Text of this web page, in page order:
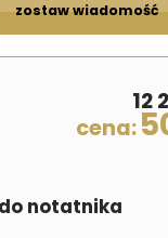
zostaw wiadomość
12
cena:
notatnika